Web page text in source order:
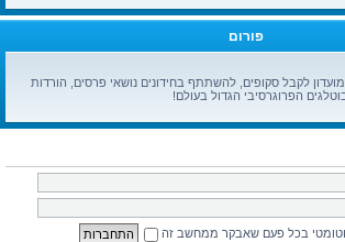
פורום
לקבל סקופים, להשתתף בחידונים נושאי פרסים, הורדות
הפרוגרסיבי הגדול בעולם!
בכל פעם שאבקר ממחשב זה